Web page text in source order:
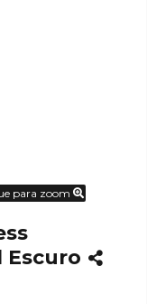
para zoom
Escuro